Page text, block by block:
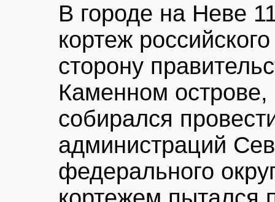
В городе на Неве
кортеж
сторону
Каменном
собирался
администраций
федерального